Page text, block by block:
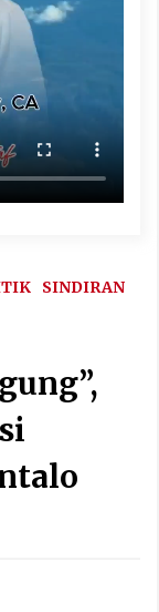
SINDIRAN